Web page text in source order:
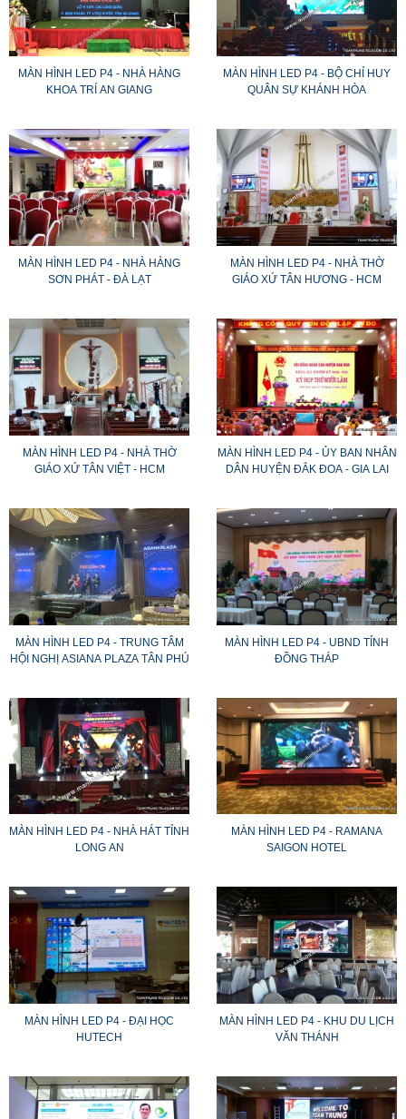
MÀN HÌNH LED P4 - NHÀ HÀNG
KHOA TRÍ AN GIANG
MÀN HÌNH LED P4 - BỘ CHỈ HUY
QUÂN SỰ KHÁNH HÒA
MÀN HÌNH LED P4 - NHÀ HÀNG
SƠN PHÁT - ĐÀ LẠT
MÀN HÌNH LED P4 - NHÀ THỜ
GIÁO XỨ TÂN HƯƠNG - HCM
MÀN HÌNH LED P4 - NHÀ THỜ
GIÁO XỨ TÂN VIỆT - HCM
MÀN HÌNH LED P4 - ỦY BAN NHÂN
DÂN HUYỆN ĐẮK ĐOA - GIA LAI
MÀN HÌNH LED P4 - TRUNG TÂM
HỘI NGHỊ ASIANA PLAZA TÂN PHÚ
MÀN HÌNH LED P4 - UBND TỈNH
ĐỒNG THÁP
MÀN HÌNH LED P4 - NHÀ HÁT TỈNH
LONG AN
MÀN HÌNH LED P4 - RAMANA
SAIGON HOTEL
MÀN HÌNH LED P4 - ĐẠI HỌC
HUTECH
MÀN HÌNH LED P4 - KHU DU LỊCH
VĂN THÁNH